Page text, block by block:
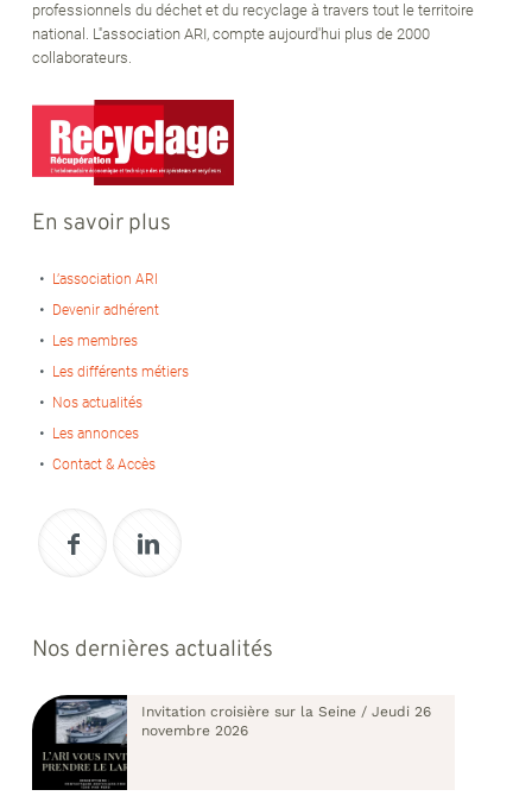
professionnels du déchet et du recyclage à travers tout le territoire
national. L''association ARI, compte aujourd'hui plus de 2000
collaborateurs.
En savoir plus
L’association ARI
Devenir adhérent
Les membres
Les différents métiers
Nos actualités
Les annonces
Contact & Accès
Nos dernières actualités
Invitation croisière sur la Seine / Jeudi 26
novembre 2026